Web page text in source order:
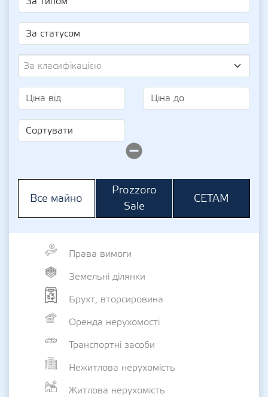
За класифікацією
Все майно
Prozzoro
Sale
СЕТАМ
Права вимоги
Земельні ділянки
Брухт, вторсировина
Оренда нерухомості
Транспортні засоби
Нежитлова нерухомість
Житлова нерухомість